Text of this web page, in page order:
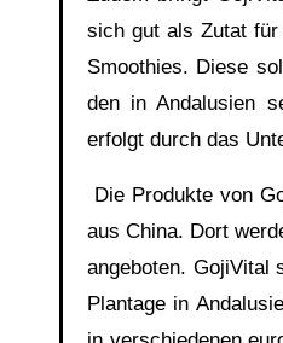
sich gut als Zutat
Smoothies. Diese
den in Andalusien
erfolgt durch das
Die Produkte von
aus China. Dort
angeboten. GojiVital
Plantage in